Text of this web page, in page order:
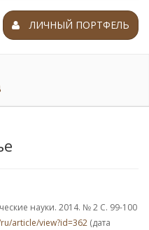
ЛИЧНЫЙ ПОРТФЕЛЬ
науки. 2014. № 2 С. 99-100
article/view?id=362 (дата